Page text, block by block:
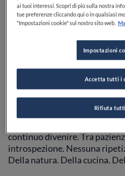
conversazione
natura e
In un luogo ai margini del
confini porosi, Antonia
stessa. E da lì ha fatto
attesa, trasformazione, ma
continuo divenire. Tra
introspezione. Nessuna
Della natura. Della cucina.
ai tuoi interessi. Scopri di più sulla nostra
tue preferenze cliccando qui o in qualsiasi
"Impostazioni cookie" sul nostro sito web.
Impostazioni
Rifiuta tutti
Accetta tutti i